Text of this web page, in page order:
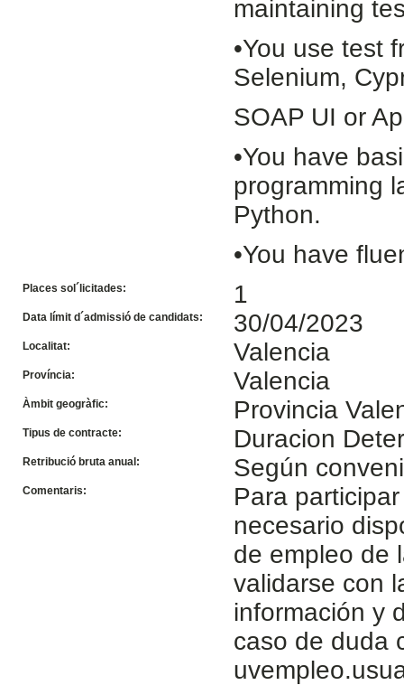
maintaining
•You use test
Selenium,
SOAP UI or
•You have
programming
Python.
•You have
Places sol´licitades: 1
Data límit d´admissió de candidats: 30/04/2023
Localitat: Valencia
Província: Valencia
Àmbit geogràfic: Provincia
Tipus de contracte: Duracion
Retribució bruta anual: Según
Comentaris:
Para
necesario
de empleo de
validarse con
información y
caso de duda